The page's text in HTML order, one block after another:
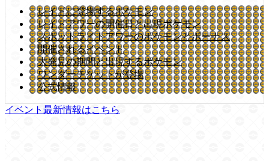
レイドに登場するポケモン
レイドアワーの開催日と出現ポケモン
スポットライトアワーのポケモンとボーナス
開催されるイベント
大発見の期間と出現するポケモン
ワンダーチケットが登場
公式情報
イベント最新情報はこちら